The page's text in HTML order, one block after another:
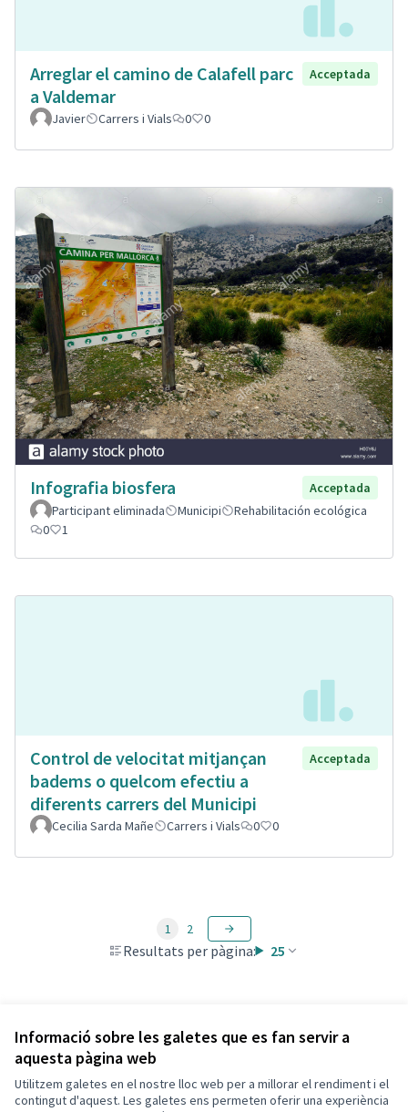
Informació sobre les galetes que es fan servir a
aquesta pàgina web
Utilitzem galetes en el nostre lloc web per a millorar el rendiment i el
contingut d'aquest. Les galetes ens permeten oferir una experiència
Arreglar el camino de Calafell parc
a Valdemar
Acceptada
Javier Carrers i Vials 0 0
Infografia biosfera
Acceptada
Participant eliminada
Municipi
Rehabilitación ecológica
0
1
Control de velocitat mitjançan
badems o quelcom efectiu a
diferents carrers del Municipi
Acceptada
Cecilia Sarda Mañe Carrers i Vials 0 0
Resultats per pàgina: 25
1 2
Veure totes les propostes retirades
Termes i condicions d'ús
Configuració de les galetes